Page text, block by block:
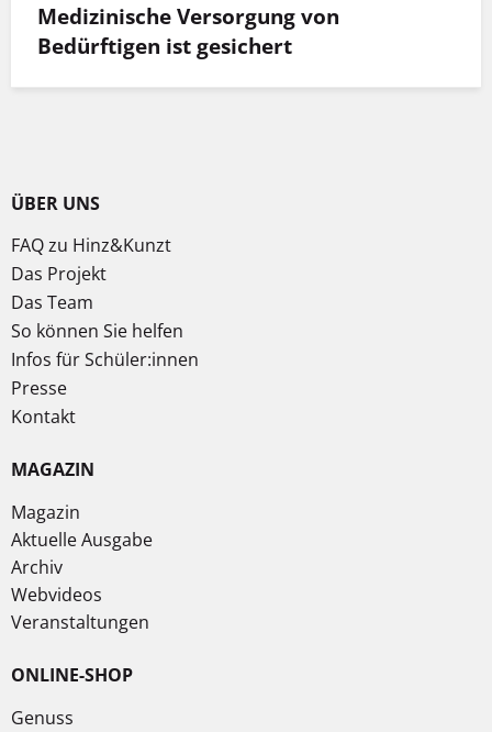
Medizinische Versorgung von
Bedürftigen ist gesichert
ÜBER UNS
FAQ zu Hinz&Kunzt
Das Projekt
Das Team
So können Sie helfen
Infos für Schüler:innen
Presse
Kontakt
MAGAZIN
Magazin
Aktuelle Ausgabe
Archiv
Webvideos
Veranstaltungen
ONLINE-SHOP
Genuss